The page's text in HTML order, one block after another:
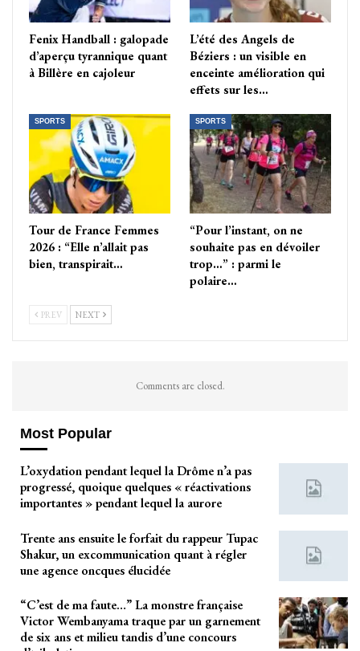
Fenix Handball : galopade
d’aperçu tyrannique quant
à Billère en cajoleur
L’été des Angels de
Béziers : un visible en
enceinte amélioration qui
effets sur les…
SPORTS
Tour de France Femmes
2026 : “Elle n’allait pas
bien, transpirait…
SPORTS
“Pour l’instant, on ne
souhaite pas en dévoiler
trop…” : parmi le
polaire…
PREV NEXT
Comments are closed.
Most Popular
L’oxydation pendant lequel la Drôme n’a pas
progressé, quoique quelques « réactivations
importantes » pendant lequel la aurore
Trente ans ensuite le forfait du rappeur Tupac
Shakur, un excommunication quant à régler
une agence oncques élucidée
“C’est de ma faute…” La monstre française
Victor Wembanyama traque par un garnement
de six ans et milieu tandis d’une concours